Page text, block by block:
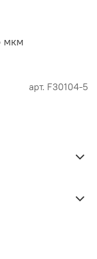
арт. F30104-5
мкм